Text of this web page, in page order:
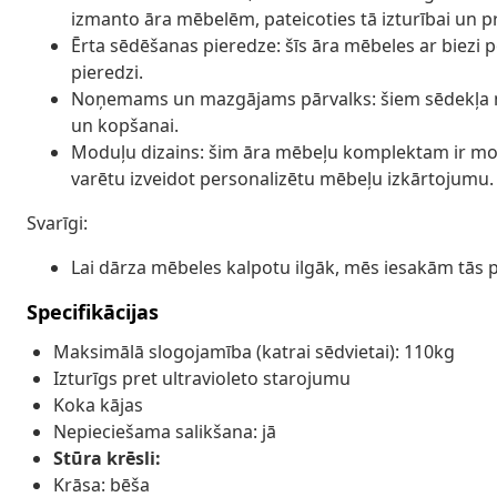
izmanto āra mēbelēm, pateicoties tā izturībai un
Ērta sēdēšanas pieredze: šīs āra mēbeles ar
pieredzi.
Noņemams un mazgājams pārvalks: šiem
un kopšanai.
Moduļu dizains: šim āra mēbeļu komplektam ir
varētu izveidot personalizētu mēbeļu izkārtojumu.
Svarīgi:
Lai dārza mēbeles kalpotu ilgāk, mēs iesakām
Specifikācijas
Maksimālā slogojamība (katrai sēdvietai): 110kg
Izturīgs pret ultravioleto starojumu
Koka kājas
Nepieciešama salikšana: jā
Stūra krēsli:
Krāsa: bēša